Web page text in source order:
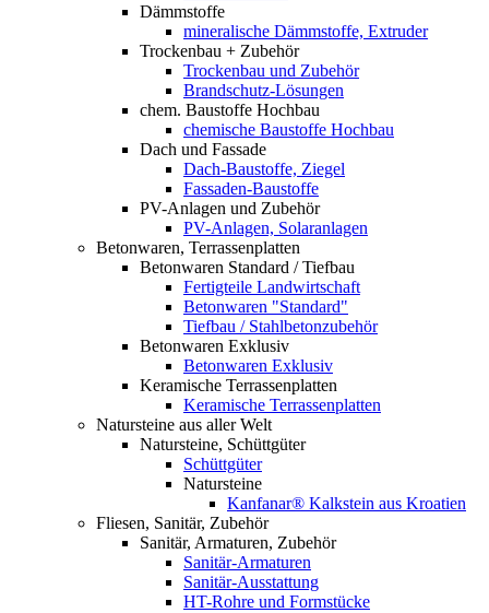
Dämmstoffe
mineralische Dämmstoffe, Extruder
Trockenbau + Zubehör
Trockenbau und Zubehör
Brandschutz-Lösungen
chem. Baustoffe Hochbau
chemische Baustoffe Hochbau
Dach und Fassade
Dach-Baustoffe, Ziegel
Fassaden-Baustoffe
PV-Anlagen und Zubehör
PV-Anlagen, Solaranlagen
Betonwaren, Terrassenplatten
Betonwaren Standard / Tiefbau
Fertigteile Landwirtschaft
Betonwaren "Standard"
Tiefbau / Stahlbetonzubehör
Betonwaren Exklusiv
Betonwaren Exklusiv
Keramische Terrassenplatten
Keramische Terrassenplatten
Natursteine aus aller Welt
Natursteine, Schüttgüter
Schüttgüter
Natursteine
Kanfanar® Kalkstein aus Kroatien
Fliesen, Sanitär, Zubehör
Sanitär, Armaturen, Zubehör
Sanitär-Armaturen
Sanitär-Ausstattung
HT-Rohre und Formstücke